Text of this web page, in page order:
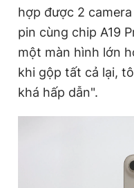
hợp được 2
pin cùng chip A19
một màn hình lớn
khi gộp tất cả lại,
khá hấp dẫn".